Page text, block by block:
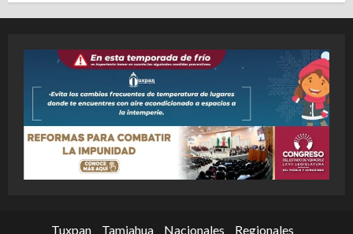
Tuxpan Tamiahua Nacionales Regionales